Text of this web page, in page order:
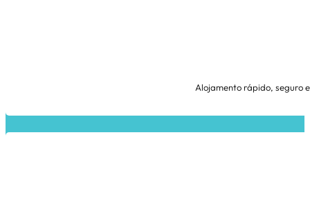
Alojamento rápido, seguro